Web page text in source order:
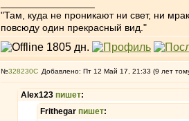
"Там, куда не проникают ни свет, ни
повсюду один прекрасный вид."
№328230 Добавлено: Пт 12 Май 17, 21:33 (9 лет
Alex123 пишет:
Frithegar пишет: